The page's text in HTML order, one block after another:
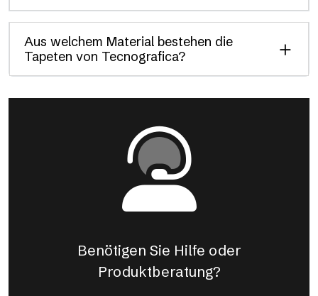
Aus welchem Material bestehen die
Tapeten von Tecnografica?
Benötigen Sie Hilfe oder
Produktberatung?